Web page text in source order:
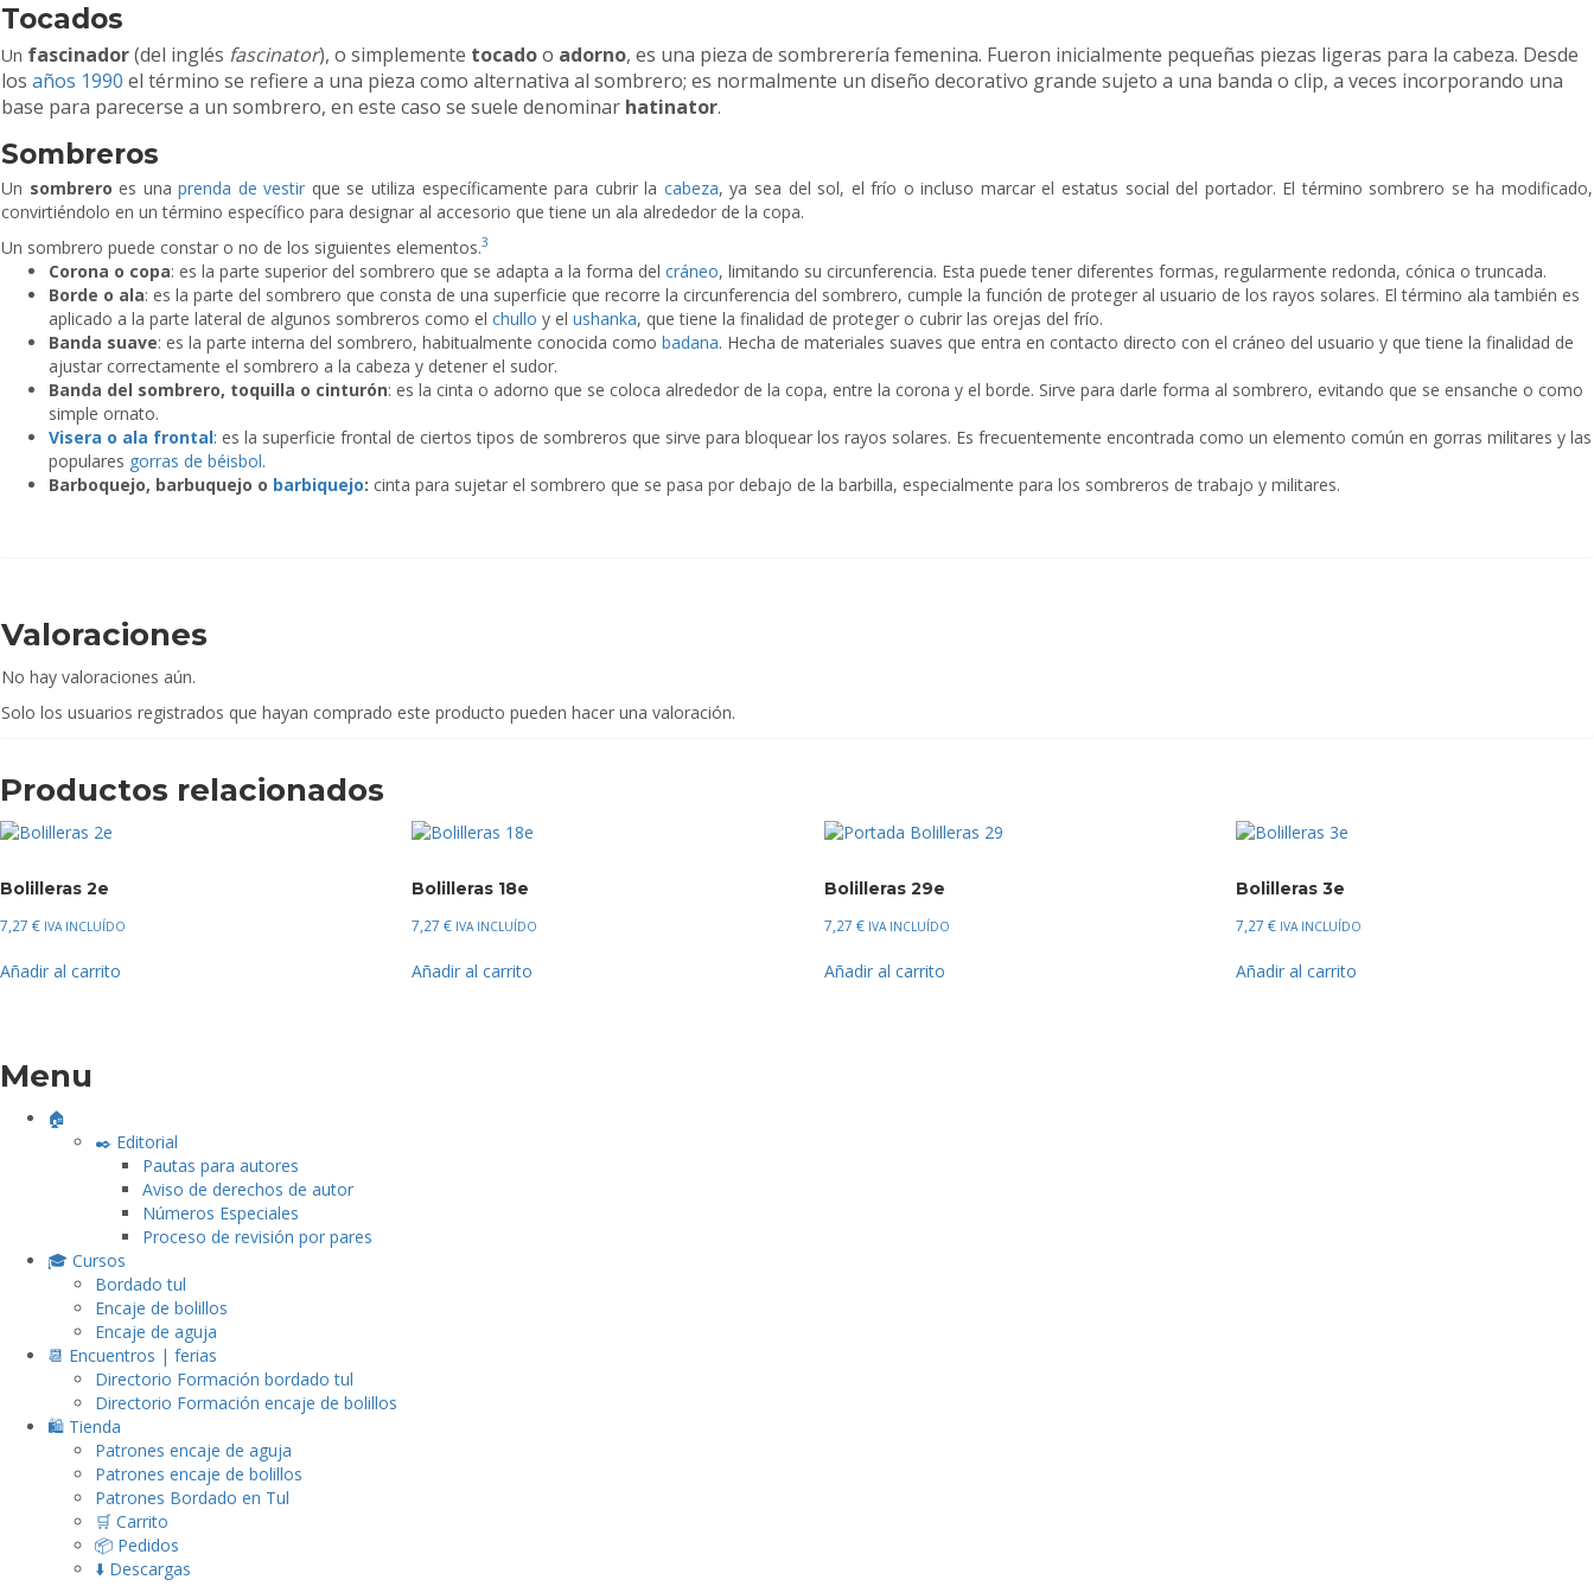
Tocados
Un fascinador(del inglés fascinator), o simplemente tocadoo adorno, es una pieza de sombrerería femenina. Fueron inicialmente pequeñas piezas ligeras para la cabeza. Desde
los años 1990 el término se refiere a una pieza como alternativa al sombrero; es normalmente un diseño decorativo grande sujeto a una banda o clip, a veces incorporando una
base para parecerse a un sombrero, en este caso se suele denominar hatinator.
Sombreros
Un sombrero es unaprenda de vestir que se utiliza específicamente para cubrir la cabeza, ya sea del sol, el frío o incluso marcar el estatus social del portador. El término sombrero se ha modificado,
convirtiéndolo en un término específico para designar al accesorio que tiene un ala alrededor de la copa.
Un sombrero puede constar o no de los siguientes elementos.3
Corona o copa: es la parte superior del sombrero que se adapta a la forma del cráneo, limitando su circunferencia. Esta puede tener diferentes formas, regularmente redonda, cónica o truncada.
Borde o ala: es la parte del sombrero que consta de una superficie que recorre la circunferencia del sombrero, cumple la función de proteger al usuario de los rayos solares. El término ala también es
aplicado a la parte lateral de algunos sombreros como el chullo y el ushanka, que tiene la finalidad de proteger o cubrir las orejas del frío.
Banda suave: es la parte interna del sombrero, habitualmente conocida como badana. Hecha de materiales suaves que entra en contacto directo con el cráneo del usuario y que tiene la finalidad de
ajustar correctamente el sombrero a la cabeza y detener el sudor.
Banda del sombrero, toquilla o cinturón: es la cinta o adorno que se coloca alrededor de la copa, entre la corona y el borde. Sirve para darle forma al sombrero, evitando que se ensanche o como
simple ornato.
Visera o ala frontal: es la superficie frontal de ciertos tipos de sombreros que sirve para bloquear los rayos solares. Es frecuentemente encontrada como un elemento común en gorras militares y las
populares gorras de béisbol.
Barboquejo, barbuquejo o barbiquejo: cinta para sujetar el sombrero que se pasa por debajo de la barbilla, especialmente para los sombreros de trabajo y militares.
Valoraciones
No hay valoraciones aún.
Solo los usuarios registrados que hayan comprado este producto pueden hacer una valoración.
Productos relacionados
Bolilleras 2e
7,27 € IVA INCLUÍDO
Añadir al carrito
Bolilleras 18e
7,27€ IVA INCLUÍDO
Añadir al carrito
Bolilleras 29e
7,27 € IVA INCLUÍDO
Añadir al carrito
Bolilleras 3e
7,27€ IVA INCLUÍDO
Añadir al carrito
Menu
🏠
✒️ Editorial
Pautas para autores
Aviso de derechos de autor
Números Especiales
Proceso de revisión por pares
🎓 Cursos
Bordado tul
Encaje de bolillos
Encaje de aguja
📆 Encuentros | ferias
Directorio Formación bordado tul
Directorio Formación encaje de bolillos
🛍️ Tienda
Patrones encaje de aguja
Patrones encaje de bolillos
Patrones Bordado en Tul
🛒 Carrito
📦 Pedidos
⬇️ Descargas